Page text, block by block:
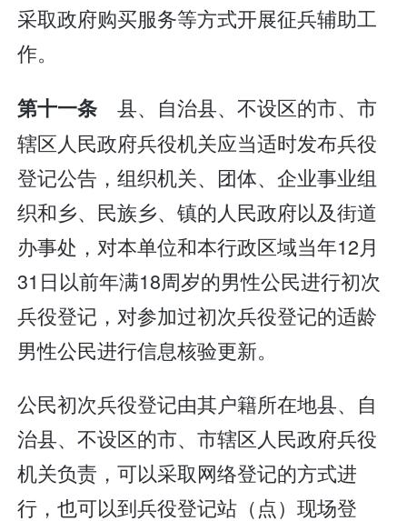
采取政府购买服务等方式开展征兵辅助工
作。
第十一条 县、自治县、不设区的市、市
辖区人民政府兵役机关应当适时发布兵役
登记公告，组织机关、团体、企业事业组
织和乡、民族乡、镇的人民政府以及街道
办事处，对本单位和本行政区域当年12月
31日以前年满18周岁的男性公民进行初次
兵役登记，对参加过初次兵役登记的适龄
男性公民进行信息核验更新。
公民初次兵役登记由其户籍所在地县、自
治县、不设区的市、市辖区人民政府兵役
机关负责，可以采取网络登记的方式进
行，也可以到兵役登记站（点）现场登